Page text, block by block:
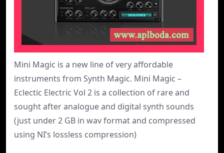
Mini Magic is a new line of very affordable
instruments from Synth Magic. Mini Magic –
Eclectic Electric Vol 2 is a collection of rare and
sought after analogue and digital synth sounds
(just under 2 GB in wav format and compressed
using NI’s lossless compression)